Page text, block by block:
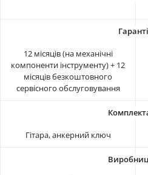
12 місяців (на механічні
компоненти інструменту) + 12
місяців безкоштовного
сервісного обслуговування
Гітара, анкерний ключ